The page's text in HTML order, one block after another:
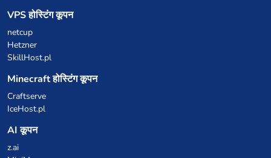
VPS होस्टिंग कूपन
netcup
Hetzner
SkillHost.pl
Minecraft होस्टिंग कूपन
Craftserve
IceHost.pl
AI कूपन
z.ai